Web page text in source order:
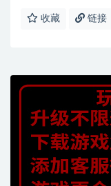
收藏 链接